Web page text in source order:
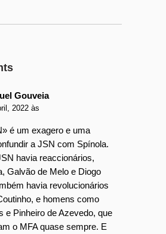
Gouveia
2022 às
é um exagero e uma
a JSN com Spínola.
havia reaccionários,
Galvão de Melo e Diogo
havia revolucionários
e homens como
e Pinheiro de Azevedo, que
o MFA quase sempre. E